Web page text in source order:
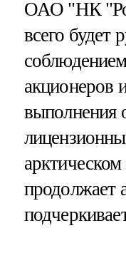
ОАО "НК
всего будет
акционеров
выполнения
продолжает